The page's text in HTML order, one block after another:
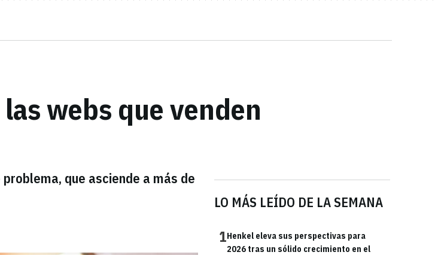
webs que venden
que asciende a más de
LO MÁS LEÍDO DE LA SEMANA
1Henkel eleva sus perspectivas para
2026 tras un sólido crecimiento en el